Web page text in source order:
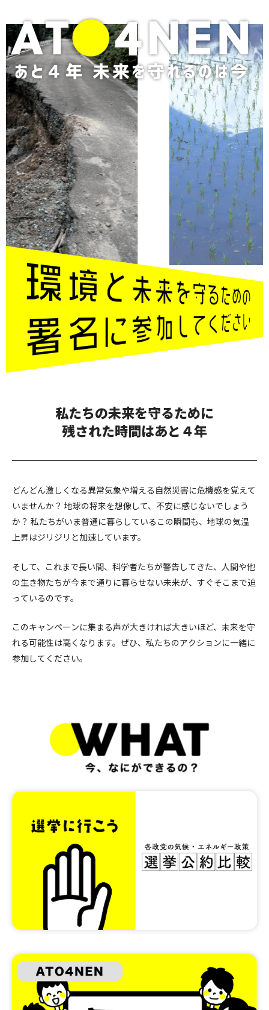
私たちの未来を守るために
残された時間はあと４年
どんどん激しくなる異常気象や増える自然災害に危機感を覚えて
いませんか？ 地球の将来を想像して、不安に感じないでしょう
か？ 私たちがいま普通に暮らしているこの瞬間も、地球の気温
上昇はジリジリと加速しています。
そして、これまで長い間、科学者たちが警告してきた、人間や他
の生き物たちが今まで通りに暮らせない未来が、すぐそこまで迫
っているのです。
このキャンペーンに集まる声が大きければ大きいほど、未来を守
れる可能性は高くなります。ぜひ、私たちのアクションに一緒に
参加してください。